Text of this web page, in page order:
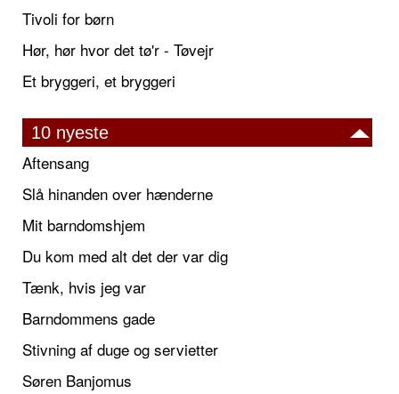
Tivoli for børn
Hør, hør hvor det tø'r - Tøvejr
Et bryggeri, et bryggeri
10 nyeste
Aftensang
Slå hinanden over hænderne
Mit barndomshjem
Du kom med alt det der var dig
Tænk, hvis jeg var
Barndommens gade
Stivning af duge og servietter
Søren Banjomus